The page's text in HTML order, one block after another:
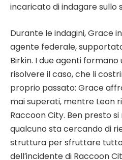
incaricato di indagare sullo
Durante le indagini, Grace
agente federale,
Birkin. I due agenti formano
risolvere il caso, che li
proprio passato: Grace
mai superati, mentre Leon
Raccoon City. Ben presto
qualcuno sta cercando di
struttura per sfruttare
dell’incidente di Raccoon